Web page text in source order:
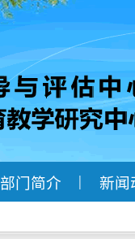
部门简介 | 新闻